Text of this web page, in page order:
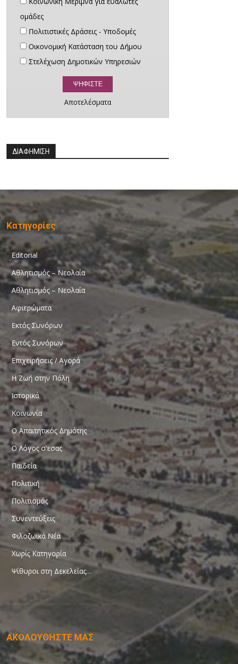
ομάδες
Πολιτιστικές Δράσεις - Υποδομές
Οικονομική Κατάσταση του Δήμου
Στελέχωση Δημοτικών Υπηρεσιών
Αποτελέσματα
ΔΙΑΦΗΜΙΣΗ
Κατηγορίες
Editorial
Αθλητισμός – Νεολαία
Αθλητισμός – Νεολαία
Αφιερώματα
Εκτός Συνόρων
Εντός Συνόρων
Επιχειρήσεις / Αγορά
Η Ζωή στην Πόλη
Ιστορικά
Κοινωνία
Ο Απαιτητικός Δημότης
Ο Λόγος σ'εσας
Παιδεία
Πολιτική
Πολιτισμός
Συνεντεύξεις
Φιλοζωικά Νέα
Χωρίς Κατηγορία
Ψίθυροι στη Δεκελείας…
ΑΚΟΛΟΥΘΗΣΤΕ ΜΑΣ